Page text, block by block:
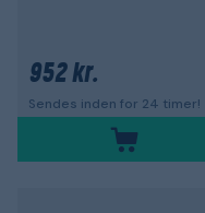
952 kr.
Sendes inden for 24 timer!